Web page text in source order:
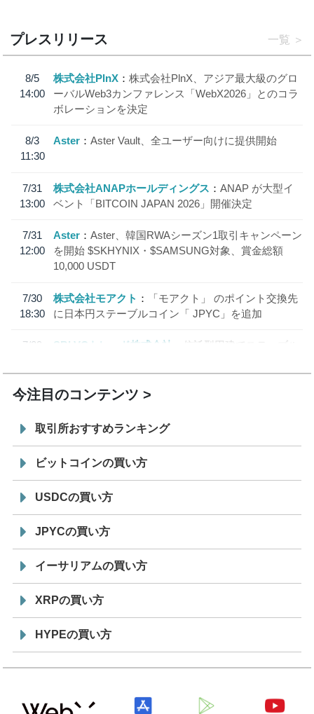
プレスリリース 一覧
8/5
14:00
株式会社PlnX
株式会社PlnX、アジア最大級のグロ
ーバルWeb3カンファレンス「WebX2026」とのコラ
ボレーションを決定
8/3
11:30
Aster Aster Vault、全ユーザー向けに提供開始
7/31
13:00
株式会社ANAPホールディングス
ANAP が大型イ
ベント「BITCOIN JAPAN 2026」開催決定
7/31
12:00
Aster
Aster、韓国RWAシーズン1取引キャンペーン
を開始 $SKHYNIX・$SAMSUNG対象、賞金総額
10,000 USDT
7/30
18:30
株式会社モアクト
「モアクト」 のポイント交換先
に日本円ステーブルコイン「 JPYC」を追加
7/29
SBI VCトレード株式会社
信託型円建てステーブル
今注目のコンテンツ
取引所おすすめランキング
ビットコインの買い方
USDCの買い方
JPYCの買い方
イーサリアムの買い方
XRPの買い方
HYPEの買い方